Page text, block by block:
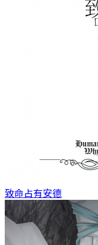
致命占有安德